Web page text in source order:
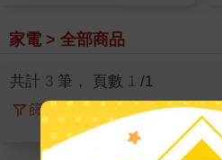
家電 > 全部商品
共計 3 筆， 頁數 1 /1
篩選 排序